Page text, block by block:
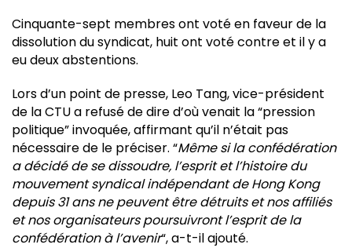
Cinquante-sept membres ont voté en faveur de la
dissolution du syndicat, huit ont voté contre et il y a
eu deux abstentions.
Lors d’un point de presse, Leo Tang, vice-président
de la CTU a refusé de dire d’où venait la “pression
politique” invoquée, affirmant qu’il n’était pas
nécessaire de le préciser. “Même si la confédération
a décidé de se dissoudre, l’esprit et l’histoire du
mouvement syndical indépendant de Hong Kong
depuis 31 ans ne peuvent être détruits et nos affiliés
et nos organisateurs poursuivront l’esprit de la
confédération à l’avenir“, a-t-il ajouté.